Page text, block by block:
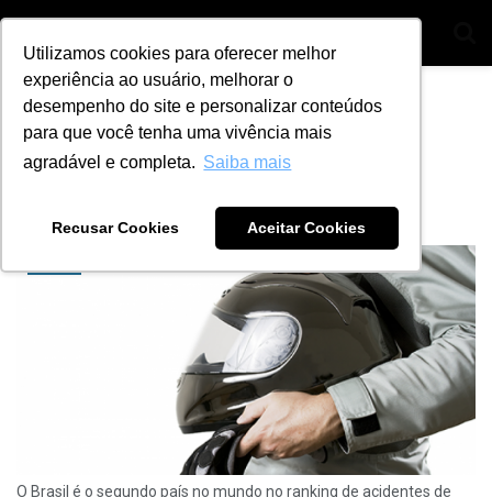
Utilizamos cookies para oferecer melhor
experiência ao usuário, melhorar o
desempenho do site e personalizar conteúdos
para que você tenha uma vivência mais
agradável e completa. Saiba mais
Recusar Cookies Aceitar Cookies
Home Tag segurança na estrada
Tag:segurança na estrada
ANA JULIA ALVES 22 DE JUNHO DE 2021
O Brasil é o segundo país no mundo no ranking de acidentes de